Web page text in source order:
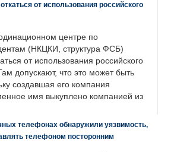
от использования российского
центре по
(НКЦКИ, структура ФСБ)
от использования российского
допускают, что это может быть
создавшая его компания
имя выкуплено компанией из
телефонах обнаружили уязвимость,
телефоном посторонним